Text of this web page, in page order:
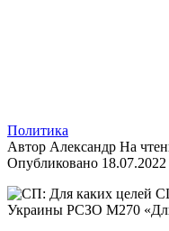
Политика
Автор Александр На
Опубликовано 18.07.2022